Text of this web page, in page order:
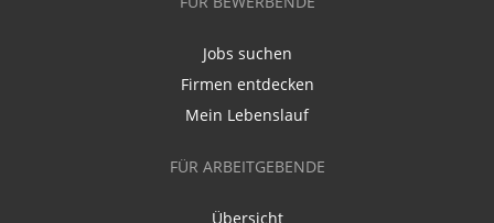
Jobs suchen
Firmen entdecken
Mein Lebenslauf
FÜR ARBEITGEBENDE
Übersicht